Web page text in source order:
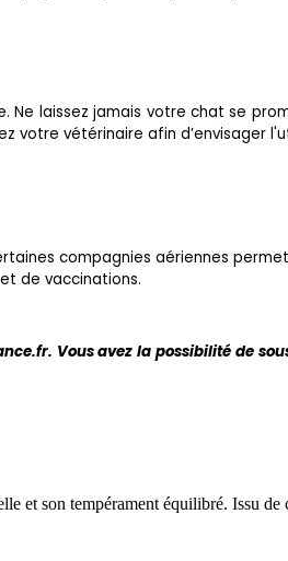
laissez jamais votre chat se
votre vétérinaire afin d’envisager
compagnies aériennes
de vaccinations.
Vous avez la possibilité de
et son tempérament équilibré. Issu